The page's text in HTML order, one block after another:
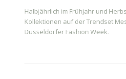
Halbjährlich im Frühjahr und
Kollektionen auf der Trendset
Düsseldorfer Fashion Week.